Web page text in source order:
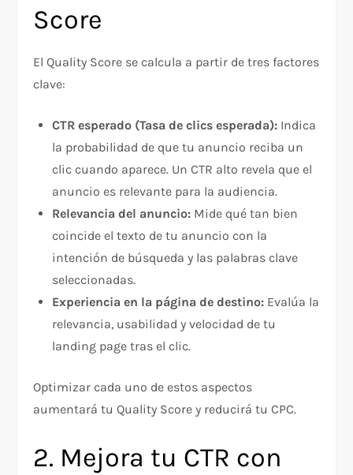
Score
El Quality Score se calcula a partir de tres factores
clave:
CTR esperado (Tasa de clics esperada): Indica
la probabilidad de que tu anuncio reciba un
clic cuando aparece. Un CTR alto revela que el
anuncio es relevante para la audiencia.
Relevancia del anuncio: Mide qué tan bien
coincide el texto de tu anuncio con la
intención de búsqueda y las palabras clave
seleccionadas.
Experiencia en la página de destino: Evalúa la
relevancia, usabilidad y velocidad de tu
landing page tras el clic.
Optimizar cada uno de estos aspectos
aumentará tu Quality Score y reducirá tu CPC.
2. Mejora tu CTR con